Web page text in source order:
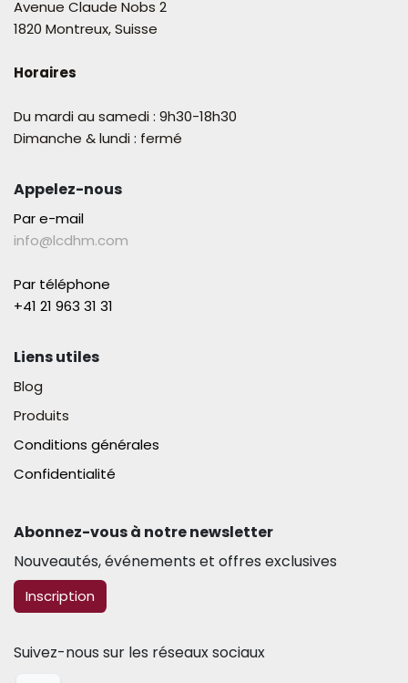
Avenue Claude Nobs 2
1820 Montreux, Suisse
Horaires
Du mardi au samedi : 9h30-18h30
Dimanche & lundi : fermé
Appelez-nous
Par e-mail
info@lcdhm.com
Par téléphone
+41 21 963 31 31​
Liens utiles
Blog
Produits
Conditions générales
Confidentialité
Abonnez-vous à notre newsletter​
Nouveautés, événements et offres exclusives
​​​​Inscription
Suivez-nous sur les réseaux sociaux